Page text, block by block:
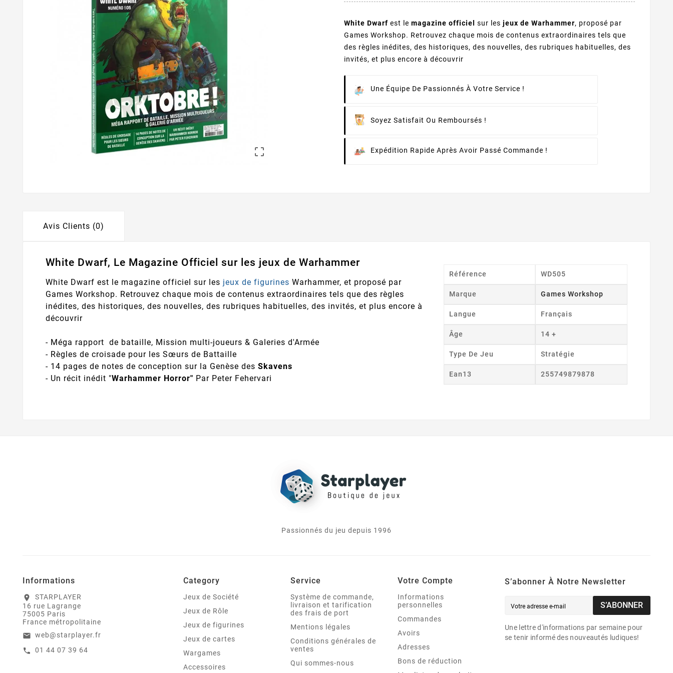

White Dwarf est le magazine officiel sur les jeux de Warhammer, proposé par
Games Workshop. Retrouvez chaque mois de contenus extraordinaires tels que
des règles inédites, des historiques, des nouvelles, des rubriques habituelles, des
invités, et plus encore à découvrir
Une Équipe De Passionnés À Votre Service !
Soyez Satisfait Ou Remboursés !
Expédition Rapide Après Avoir Passé Commande !
Avis Clients (0)
White Dwarf, Le Magazine Officiel sur les jeux de Warhammer
White Dwarf est le magazine officiel sur les jeux de figurines Warhammer, et proposé par
Games Workshop. Retrouvez chaque mois de contenus extraordinaires tels que des règles
inédites, des historiques, des nouvelles, des rubriques habituelles, des invités, et plus encore à
découvrir
- Méga rapport de bataille, Mission multi-joueurs & Galeries d'Armée
- Règles de croisade pour les Sœurs de Battaille
- 14 pages de notes de conception sur la Genèse des Skavens
- Un récit inédit "Warhammer Horror" Par Peter Fehervari
Référence WD505
Marque Games Workshop
Langue Français
Âge 14 +
Type De Jeu Stratégie
Ean13 255749879878
Passionnés du jeu depuis 1996
Informations
location_on
STARPLAYER
16 rue Lagrange
75005 Paris
France métropolitaine
email web@starplayer.fr
call 01 44 07 39 64
Category
Jeux de Société
Jeux de Rôle
Jeux de figurines
Jeux de cartes
Wargames
Accessoires
Service
Système de commande,
livraison et tarification
des frais de port
Mentions légales
Conditions générales de
ventes
Qui sommes-nous
Votre Compte
Informations
personnelles
Commandes
Avoirs
Adresses
Bons de réduction
S’abonner À Notre Newsletter
S’ABONNER
Une lettre d'informations par semaine pour
se tenir informé des nouveautés ludiques!